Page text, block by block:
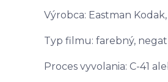
Výrobca: Eastman
Typ filmu: farebný,
Proces vyvolania: C-41